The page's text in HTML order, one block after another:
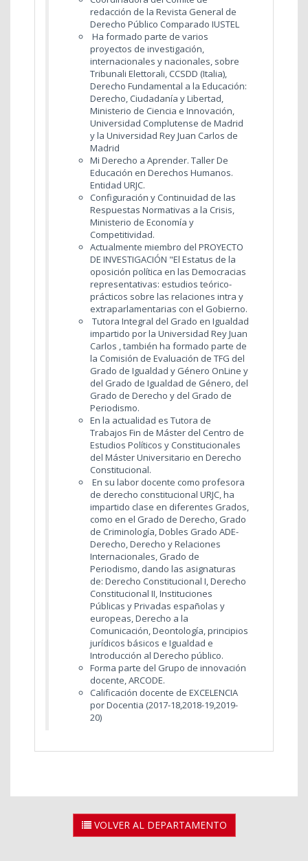
redacción de la Revista General de
Derecho Público Comparado IUSTEL
Ha formado parte de varios
proyectos de investigación,
internacionales y nacionales, sobre
Tribunali Elettorali, CCSDD (Italia),
Derecho Fundamental a la Educación:
Derecho, Ciudadanía y Libertad,
Ministerio de Ciencia e Innovación,
Universidad Complutense de Madrid
y la Universidad Rey Juan Carlos de
Madrid
Mi Derecho a Aprender. Taller De
Educación en Derechos Humanos.
Entidad URJC.
Configuración y Continuidad de las
Respuestas Normativas a la Crisis,
Ministerio de Economía y
Competitividad.
Actualmente miembro del PROYECTO
DE INVESTIGACIÓN "El Estatus de la
oposición política en las Democracias
representativas: estudios teórico-
prácticos sobre las relaciones intra y
extraparlamentarias con el Gobierno.
Tutora Integral del Grado en Igualdad
impartido por la Universidad Rey Juan
Carlos , también ha formado parte de
la Comisión de Evaluación de TFG del
Grado de Igualdad y Género OnLine y
del Grado de Igualdad de Género, del
Grado de Derecho y del Grado de
Periodismo.
En la actualidad es Tutora de
Trabajos Fin de Máster del Centro de
Estudios Políticos y Constitucionales
del Máster Universitario en Derecho
Constitucional.
En su labor docente como profesora
de derecho constitucional URJC, ha
impartido clase en diferentes Grados,
como en el Grado de Derecho, Grado
de Criminología, Dobles Grado ADE-
Derecho, Derecho y Relaciones
Internacionales, Grado de
Periodismo, dando las asignaturas
de: Derecho Constitucional I, Derecho
Constitucional II, Instituciones
Públicas y Privadas españolas y
europeas, Derecho a la
Comunicación, Deontología, principios
jurídicos básicos e Igualdad e
Introducción al Derecho público.
Forma parte del Grupo de innovación
docente, ARCODE.
Calificación docente de EXCELENCIA
por Docentia (2017-18,2018-19,2019-
20)
VOLVER AL DEPARTAMENTO